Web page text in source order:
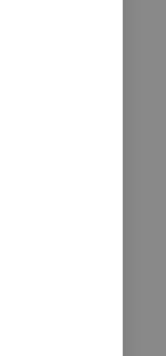
WMS
usprawniają
procesów
zadań, takich jak
dokładność i
błędów.
wskaźniki świetlne
produktów, co
zbierania
(Pick-by-Voice)
zarządzanie
pakowaniem,
taka jak
przejrzystość i
automatyzuje
efektywnym, co